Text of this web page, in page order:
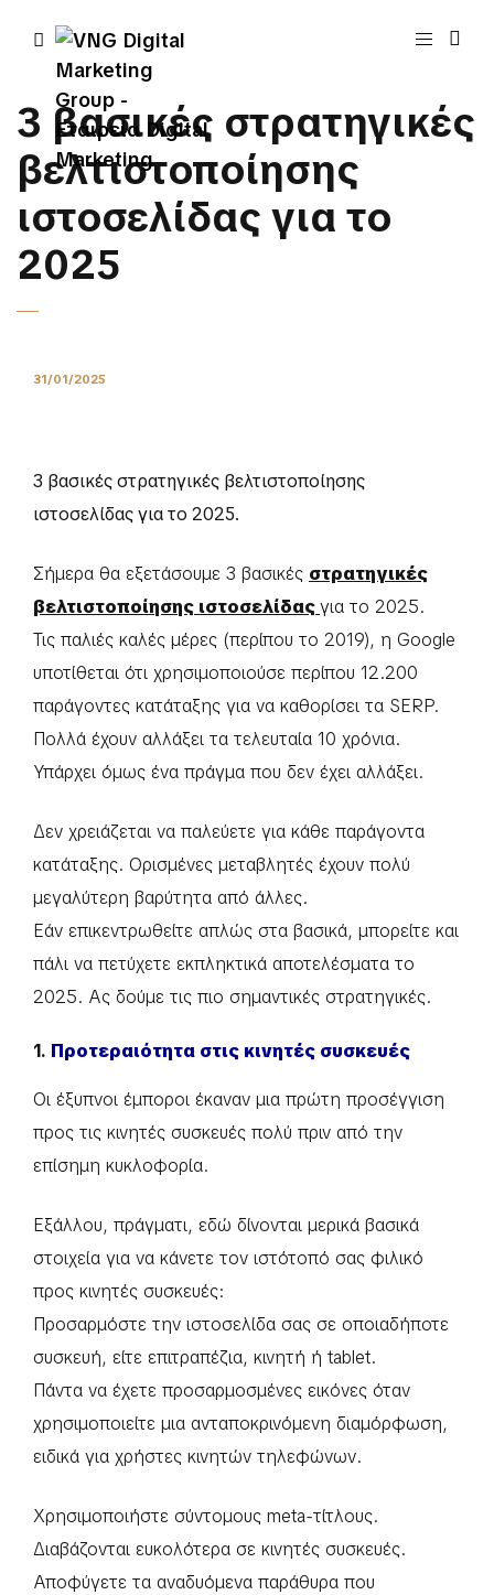
3 βασικές στρατηγικές
βελτιστοποίησης
ιστοσελίδας για το
2025
31/01/2025
3 βασικές στρατηγικές βελτιστοποίησης
ιστοσελίδας για το 2025.
Σήμερα θα εξετάσουμε 3 βασικές στρατηγικές
βελτιστοποίησης ιστοσελίδαςγια το 2025.
Τις παλιές καλές μέρες (περίπου το 2019), η Google
υποτίθεται ότι χρησιμοποιούσε περίπου 12.200
παράγοντες κατάταξης για να καθορίσει τα SERP.
Πολλά έχουν αλλάξει τα τελευταία 10 χρόνια.
Υπάρχει όμως ένα πράγμα που δεν έχει αλλάξει.
Δεν χρειάζεται να παλεύετε για κάθε παράγοντα
κατάταξης. Ορισμένες μεταβλητές έχουν πολύ
μεγαλύτερη βαρύτητα από άλλες.
Εάν επικεντρωθείτε απλώς στα βασικά, μπορείτε και
πάλι να πετύχετε εκπληκτικά αποτελέσματα το
2025. Ας δούμε τις πιο σημαντικές στρατηγικές.
1. Προτεραιότητα στις κινητές συσκευές
Οι έξυπνοι έμποροι έκαναν μια πρώτη προσέγγιση
προς τις κινητές συσκευές πολύ πριν από την
επίσημη κυκλοφορία.
Εξάλλου, πράγματι, εδώ δίνονται μερικά βασικά
στοιχεία για να κάνετε τον ιστότοπό σας φιλικό
προς κινητές συσκευές:
Προσαρμόστε την ιστοσελίδα σας σε οποιαδήποτε
συσκευή, είτε επιτραπέζια, κινητή ή tablet.
Πάντα να έχετε προσαρμοσμένες εικόνες όταν
χρησιμοποιείτε μια ανταποκρινόμενη διαμόρφωση,
ειδικά για χρήστες κινητών τηλεφώνων.
Χρησιμοποιήστε σύντομους meta-τίτλους.
Διαβάζονται ευκολότερα σε κινητές συσκευές.
Αποφύγετε τα αναδυόμενα παράθυρα που